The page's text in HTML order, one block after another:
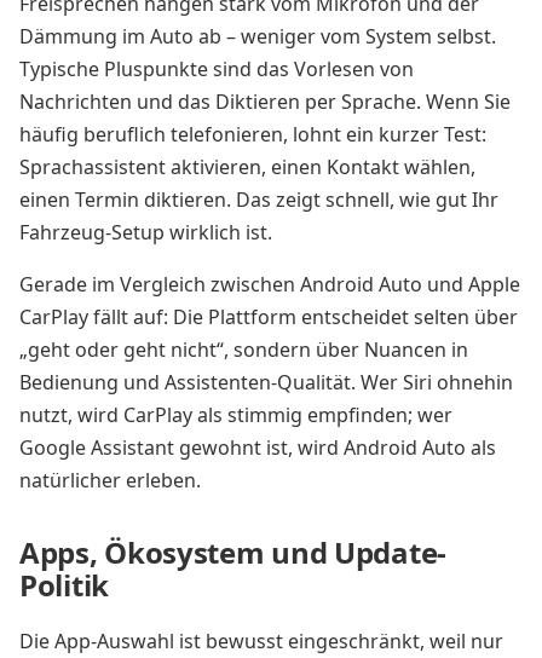
Dämmung im Auto ab – weniger vom System selbst.
Typische Pluspunkte sind das Vorlesen von
Nachrichten und das Diktieren per Sprache. Wenn Sie
häufig beruflich telefonieren, lohnt ein kurzer Test:
Sprachassistent aktivieren, einen Kontakt wählen,
einen Termin diktieren. Das zeigt schnell, wie gut Ihr
Fahrzeug-Setup wirklich ist.
Gerade im Vergleich zwischen Android Auto und Apple
CarPlay fällt auf: Die Plattform entscheidet selten über
„geht oder geht nicht“, sondern über Nuancen in
Bedienung und Assistenten-Qualität. Wer Siri ohnehin
nutzt, wird CarPlay als stimmig empfinden; wer
Google Assistant gewohnt ist, wird Android Auto als
natürlicher erleben.
Apps, Ökosystem und Update-
Politik
Die App-Auswahl ist bewusst eingeschränkt, weil nur